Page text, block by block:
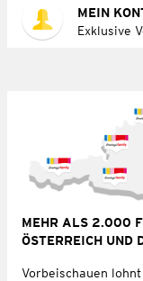
MEIN
Exklusive
MEHR ALS 2.000
ÖSTERREICH UND
Vorbeischauen